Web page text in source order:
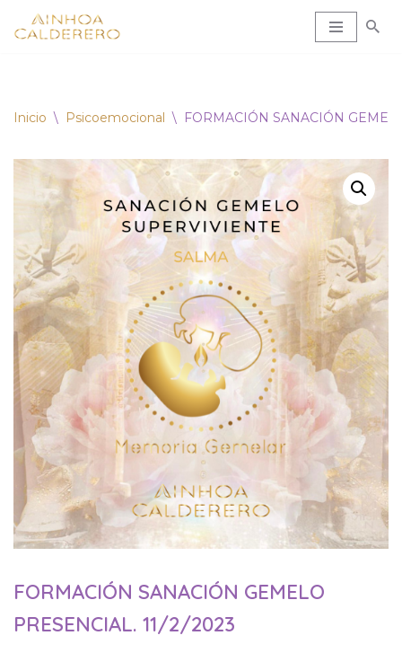
Inicio \ Psicoemocional \ FORMACIÓN SANACIÓN
FORMACIÓN SANACIÓN GEMELO
PRESENCIAL. 11/2/2023